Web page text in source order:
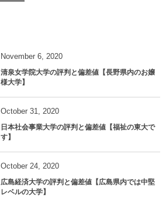
November 6, 2020
清泉女学院大学の評判と偏差値【長野県内のお嬢
様大学】
October 31, 2020
日本社会事業大学の評判と偏差値【福祉の東大で
す】
October 24, 2020
広島経済大学の評判と偏差値【広島県内では中堅
レベルの大学】